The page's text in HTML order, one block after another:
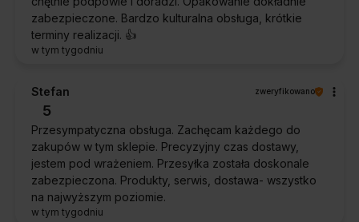
zabezpieczone. Bardzo kulturalna obsługa, krótkie
terminy realizacji. 👍️
w tym tygodniu
Stefan zweryfikowano
5
Przesympatyczna obsługa. Zachęcam każdego do
zakupów w tym sklepie. Precyzyjny czas dostawy,
jestem pod wrażeniem. Przesyłka została doskonale
zabezpieczona. Produkty, serwis, dostawa- wszystko
na najwyższym poziomie.
w tym tygodniu